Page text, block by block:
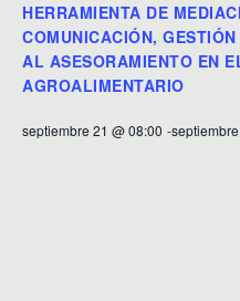
HERRAMIENTA DE
COMUNICACIÓN,
AL ASESORAMIENTO EN
AGROALIMENTARIO
septiembre 21 @ 08:00 -